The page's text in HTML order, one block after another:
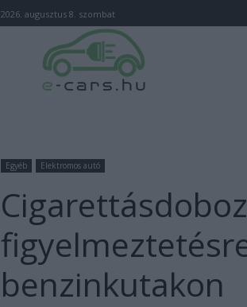
2026. augusztus 8. szombat
Egyéb Elektromos autó
benzinkutakon